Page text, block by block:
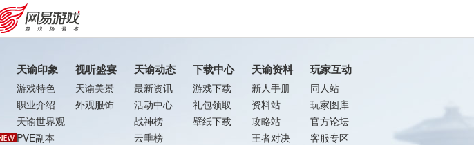
天谕印象
游戏特色
职业介绍
天谕世界观
PVE副本
视听盛宴
天谕美景
外观服饰
天谕动态
最新资讯
活动中心
战神榜
云垂榜
下载中心
游戏下载
礼包领取
壁纸下载
天谕资料
新人手册
资料站
攻略站
王者对决
玩家互动
同人站
玩家图库
官方论坛
客服专区